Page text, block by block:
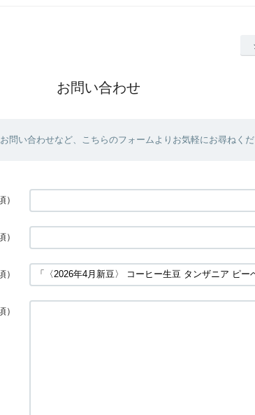
お問い合わせ
問い合わせなど、こちらのフォームよりお気軽にお尋ねく
）
）
）
）